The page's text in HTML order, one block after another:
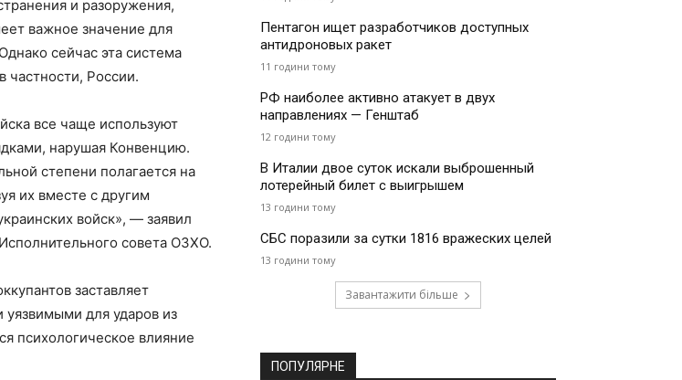
и разоружения,
важное значение для
сейчас эта система
частности, России.
все чаще используют
нарушая Конвенцию.
степени полагается на
их вместе с другим
войск», — заявил
совета ОЗХО.
заставляет
уязвимыми для ударов из
психологическое влияние
Пентагон ищет разработчиков доступных
антидроновых ракет
11 години тому
РФ наиболее активно атакует в двух
направлениях — Генштаб
12 години тому
В Италии двое суток искали выброшенный
лотерейный билет с выигрышем
13 години тому
СБС поразили за сутки 1816 вражеских целей
13 години тому
Завантажити більше
ПОПУЛЯРНЕ